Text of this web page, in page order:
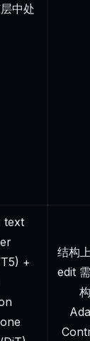
中处
text
+
结构
edit